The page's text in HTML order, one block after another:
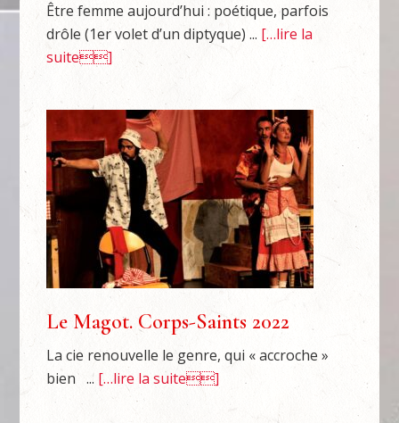
Être femme aujourd’hui : poétique, parfois
drôle (1er volet d’un diptyque) ... […lire la
suite]
Le Magot. Corps-Saints 2022
La cie renouvelle le genre, qui « accroche »
bien ... […lire la suite]